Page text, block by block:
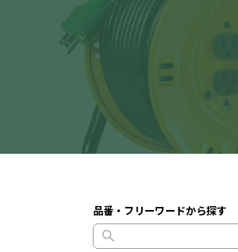
品番・フリーワードから探す